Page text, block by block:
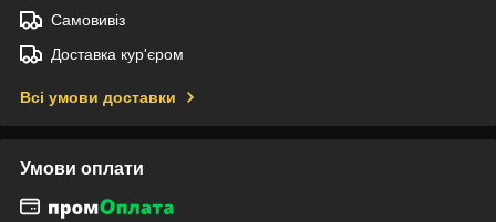
Самовивіз
Доставка кур'єром
Всі умови доставки
Умови оплати